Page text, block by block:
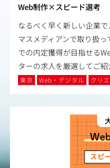
Web制作×スピード選考
なるべく早く新しい企業で
マスメディアンで取り扱
での内定獲得が目指せる
ターの求人を厳選してご紹
東京 Web・デジタル クリ